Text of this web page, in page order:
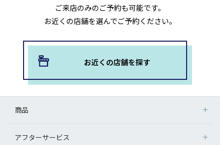
ご来店のみのご予約も可能です。
お近くの店舗を選んでご予約ください。
お近くの店舗を探す
商品
アフターサービス